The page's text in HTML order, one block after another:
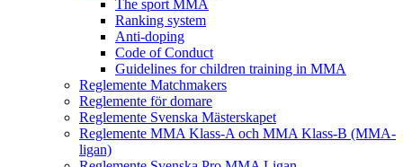
The sport MMA
Ranking system
Anti-doping
Code of Conduct
Guidelines for children training in MMA
Reglemente Matchmakers
Reglemente för domare
Reglemente Svenska Mästerskapet
Reglemente MMA Klass-A och MMA Klass-B (MMA-
ligan)